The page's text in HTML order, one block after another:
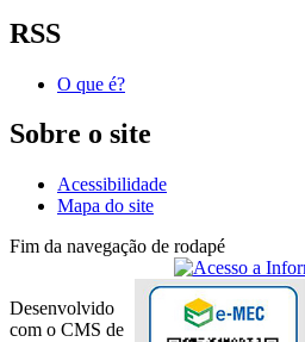
RSS
O que é?
Sobre o site
Acessibilidade
Mapa do site
Fim da navegação de rodapé
Desenvolvido
com o CMS de